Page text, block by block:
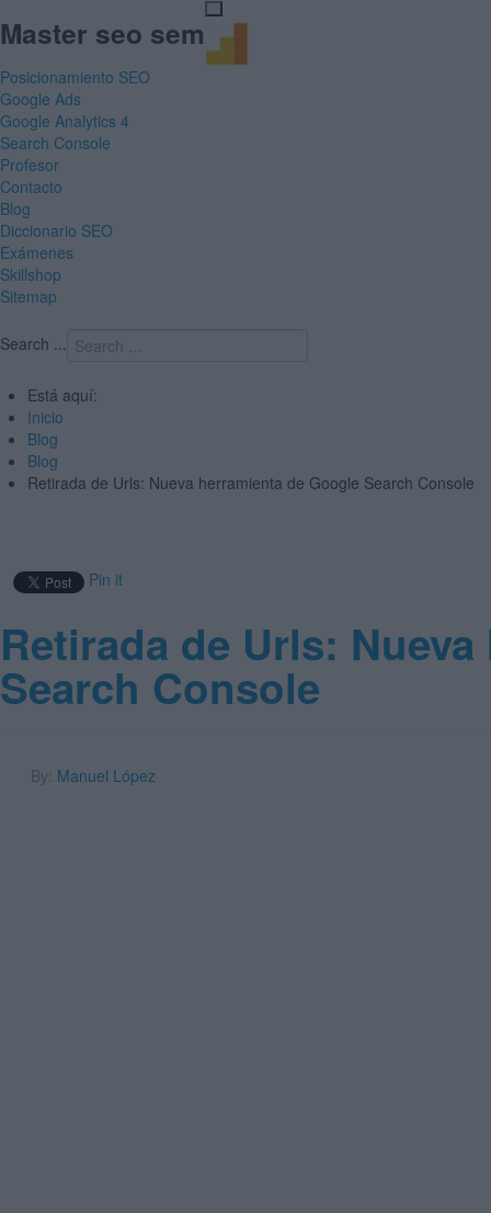
Master seo sem
Posicionamiento SEO
Google Ads
Google Analytics 4
Search Console
Profesor
Contacto
Blog
Diccionario SEO
Exámenes
Skillshop
Sitemap
Search ...
Está aquí:
Inicio
Blog
Blog
Retirada de Urls: Nueva herramienta de Google Search Console
Pin it
Retirada de Urls:
Search Console
By: Manuel López